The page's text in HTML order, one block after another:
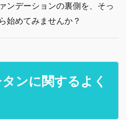
ンデーションの裏側を、そっ
始めてみませんか？
ンに関するよく